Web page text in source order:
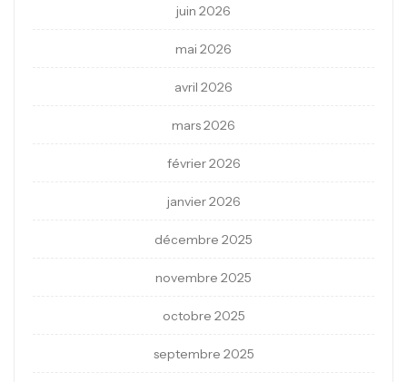
juin 2026
mai 2026
avril 2026
mars 2026
février 2026
janvier 2026
décembre 2025
novembre 2025
octobre 2025
septembre 2025